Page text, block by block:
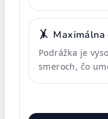
🤸 Maximálna
Podrážka je
smeroch, čo